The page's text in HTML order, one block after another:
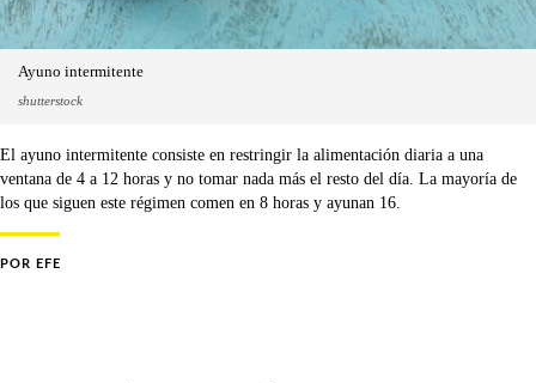
Ayuno intermitente
shutterstock
El ayuno intermitente consiste en restringir la alimentación diaria a una
ventana de 4 a 12 horas y no tomar nada más el resto del día. La mayoría de
los que siguen este régimen comen en 8 horas y ayunan 16.
POR EFE